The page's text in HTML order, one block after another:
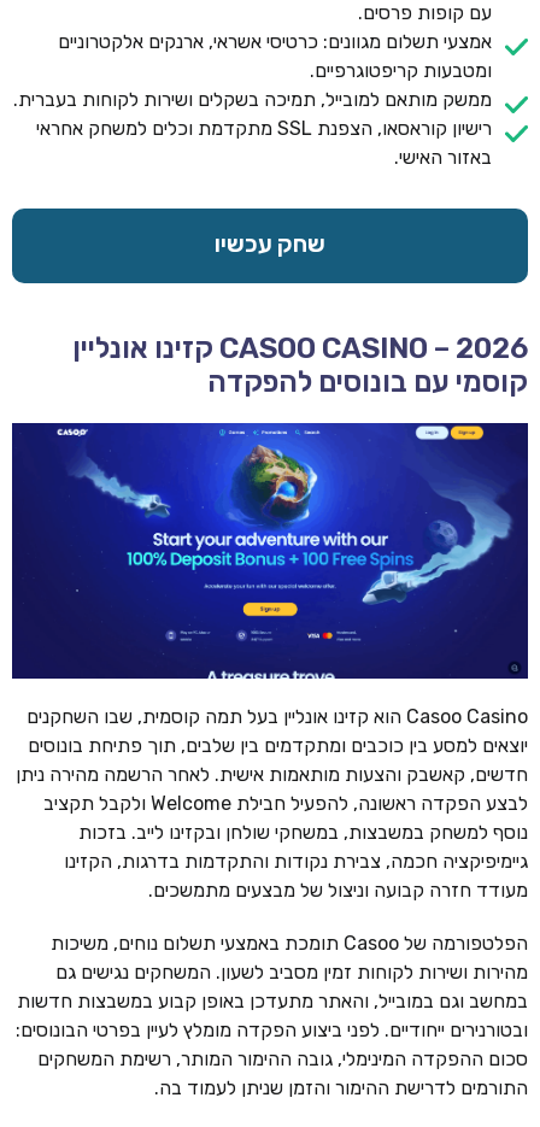
עם קופות פרסים.
אמצעי תשלום מגוונים: כרטיסי אשראי, ארנקים אלקטרוניים
ומטבעות קריפטוגרפיים.
ממשק מותאם למובייל, תמיכה בשקלים ושירות לקוחות בעברית.
רישיון קוראסאו, הצפנת SSL מתקדמת וכלים למשחק אחראי
באזור האישי.
שחק עכשיו
CASOO CASINO – 2026 קזינו אונליין
קוסמי עם בונוסים להפקדה
Casoo Casino הוא קזינו אונליין בעל תמה קוסמית, שבו השחקנים
יוצאים למסע בין כוכבים ומתקדמים בין שלבים, תוך פתיחת בונוסים
חדשים, קאשבק והצעות מותאמות אישית. לאחר הרשמה מהירה ניתן
לבצע הפקדה ראשונה, להפעיל חבילת Welcome ולקבל תקציב
נוסף למשחק במשבצות, במשחקי שולחן ובקזינו לייב. בזכות
גיימיפיקציה חכמה, צבירת נקודות והתקדמות בדרגות, הקזינו
מעודד חזרה קבועה וניצול של מבצעים מתמשכים.
הפלטפורמה של Casoo תומכת באמצעי תשלום נוחים, משיכות
מהירות ושירות לקוחות זמין מסביב לשעון. המשחקים נגישים גם
במחשב וגם במובייל, והאתר מתעדכן באופן קבוע במשבצות חדשות
ובטורנירים ייחודיים. לפני ביצוע הפקדה מומלץ לעיין בפרטי הבונוסים:
סכום ההפקדה המינימלי, גובה ההימור המותר, רשימת המשחקים
התורמים לדרישת ההימור והזמן שניתן לעמוד בה.